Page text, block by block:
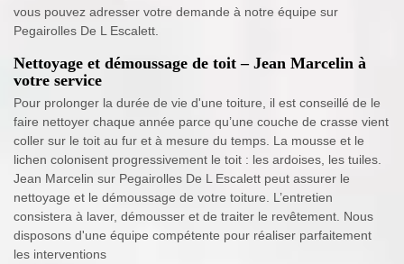
vous pouvez adresser votre demande à notre équipe sur
Pegairolles De L Escalett.
Nettoyage et démoussage de toit – Jean Marcelin à
votre service
Pour prolonger la durée de vie d'une toiture, il est conseillé de le
faire nettoyer chaque année parce qu’une couche de crasse vient
coller sur le toit au fur et à mesure du temps. La mousse et le
lichen colonisent progressivement le toit : les ardoises, les tuiles.
Jean Marcelin sur Pegairolles De L Escalett peut assurer le
nettoyage et le démoussage de votre toiture. L’entretien
consistera à laver, démousser et de traiter le revêtement. Nous
disposons d'une équipe compétente pour réaliser parfaitement
les interventions